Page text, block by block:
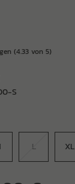
(4.33 von 5)
S
L XL